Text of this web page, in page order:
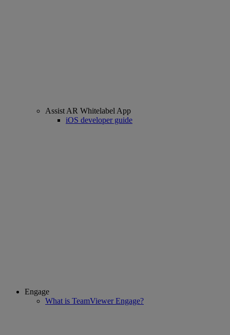
Assist AR Whitelabel App
iOS developer guide
Engage
What is TeamViewer Engage?